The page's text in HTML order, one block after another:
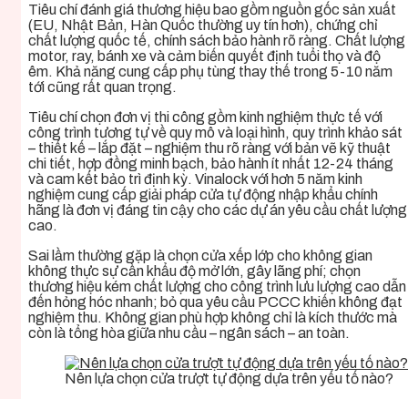
Tiêu chí đánh giá thương hiệu bao gồm nguồn gốc sản xuất
(EU, Nhật Bản, Hàn Quốc thường uy tín hơn), chứng chỉ
chất lượng quốc tế, chính sách bảo hành rõ ràng. Chất lượng
motor, ray, bánh xe và cảm biến quyết định tuổi thọ và độ
êm. Khả năng cung cấp phụ tùng thay thế trong 5-10 năm
tới cũng rất quan trọng.
Tiêu chí chọn đơn vị thi công gồm kinh nghiệm thực tế với
công trình tương tự về quy mô và loại hình, quy trình khảo sát
– thiết kế – lắp đặt – nghiệm thu rõ ràng với bản vẽ kỹ thuật
chi tiết, hợp đồng minh bạch, bảo hành ít nhất 12-24 tháng
và cam kết bảo trì định kỳ. Vinalock với hơn 5 năm kinh
nghiệm cung cấp giải pháp cửa tự động nhập khẩu chính
hãng là đơn vị đáng tin cậy cho các dự án yêu cầu chất lượng
cao.
Sai lầm thường gặp là chọn cửa xếp lớp cho không gian
không thực sự cần khẩu độ mở lớn, gây lãng phí; chọn
thương hiệu kém chất lượng cho công trình lưu lượng cao dẫn
đến hỏng hóc nhanh; bỏ qua yêu cầu PCCC khiến không đạt
nghiệm thu. Không gian phù hợp không chỉ là kích thước mà
còn là tổng hòa giữa nhu cầu – ngân sách – an toàn.
Nên lựa chọn cửa trượt tự động dựa trên yếu tố nào?